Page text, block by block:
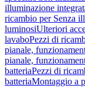
illuminazione
ricambio per Senza
luminosiUlteriori
lavaboPezzi di
pianale,
pianale,
batteriaPezzi di
batteriaMontaggio a